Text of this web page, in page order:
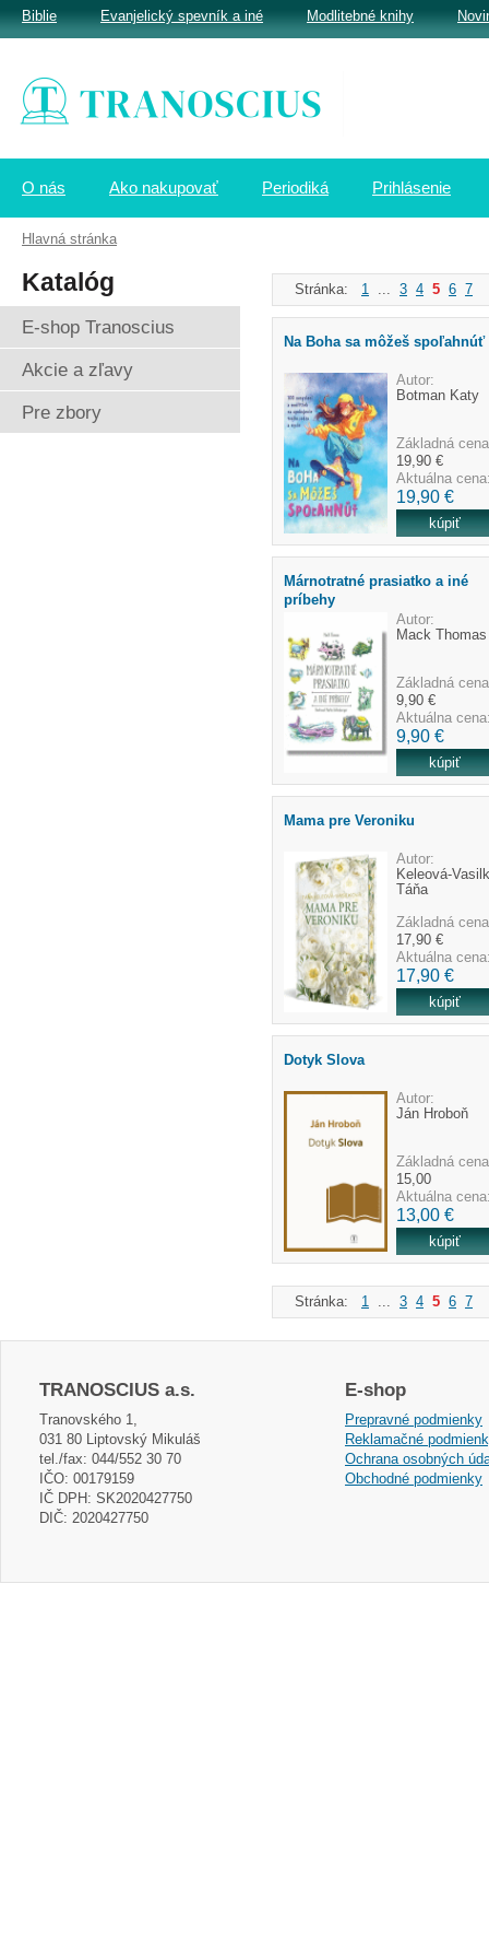
O nás Ako nakupovať Periodiká Prihlásenie
Stránka: 1 ... 3 4 5 6 7
Na Boha sa môžeš spoľahnúť
Autor:
Botman Katy
Základná
19,90 €
Aktuálna
19,90 €
Márnotratné prasiatko a iné
príbehy
Autor:
Mack Thomas
Základná
9,90 €
Aktuálna
9,90 €
Mama pre Veroniku
Autor:
Keleová-
Táňa
Základná
17,90 €
Aktuálna
17,90 €
Dotyk Slova
Autor:
Ján Hroboň
Základná
15,00
Aktuálna
13,00 €
Stránka: 1 ... 3 4 5 6 7
Katalóg
E-shop Tranoscius
Akcie a zľavy
Pre zbory
TRANOSCIUS a.s.
Tranovského 1,
031 80 Liptovský Mikuláš
tel./fax: 044/552 30 70
IČO: 00179159
IČ DPH: SK2020427750
DIČ: 2020427750
E-shop
Prepravné podmienky
Reklamačné
Ochrana osobných
Obchodné podmienky
Biblie Evanjelický spevník a iné Modlitebné knihy
Hlavná stránka